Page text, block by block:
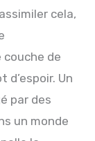
cela,
de
Un
par des
un monde